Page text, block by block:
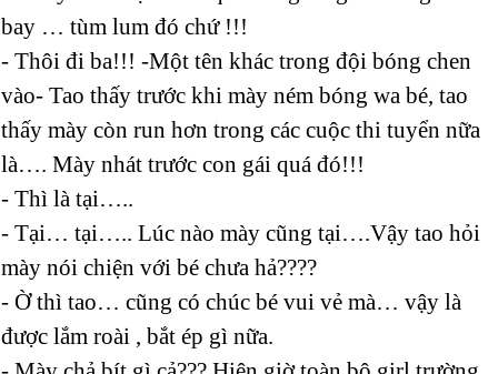
bay … tùm lum đó chứ !!!
- Thôi đi ba!!! -Một tên khác trong đội bóng chen
vào- Tao thấy trước khi mày ném bóng wa bé, tao
thấy mày còn run hơn trong các cuộc thi tuyển nữa
là…. Mày nhát trước con gái quá đó!!!
- Thì là tại…..
- Tại… tại….. Lúc nào mày cũng tại….Vậy tao hỏi
mày nói chiện với bé chưa hả????
- Ờ thì tao… cũng có chúc bé vui vẻ mà… vậy là
được lắm roài , bắt ép gì nữa.